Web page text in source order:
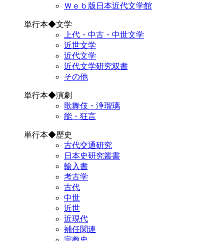
Ｗｅｂ版日本近代文学館
単行本◆文学
上代・中古・中世文学
近世文学
近代文学
近代文学研究双書
その他
単行本◆演劇
歌舞伎・浄瑠璃
能・狂言
単行本◆歴史
古代交通研究
日本史研究叢書
輸入書
考古学
古代
中世
近世
近現代
補任関連